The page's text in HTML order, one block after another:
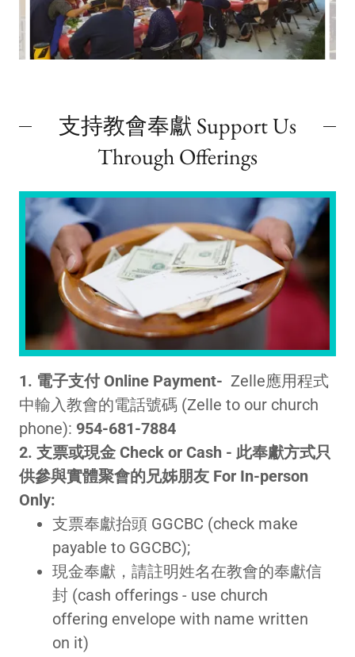
支持教會奉獻 Support Us
Through Offerings
1. 電子支付 Online Payment- Zelle應用程式
中輸入教會的電話號碼 (Zelle to our church
phone): 954-681-7884
2. 支票或現金 Check or Cash - 此奉獻方式只
供參與實體聚會的兄姊朋友 For In-person
Only:
支票奉獻抬頭 GGCBC (check make
payable to GGCBC);
現金奉獻，請註明姓名在教會的奉獻信
封 (cash offerings - use church
offering envelope with name written
on it)